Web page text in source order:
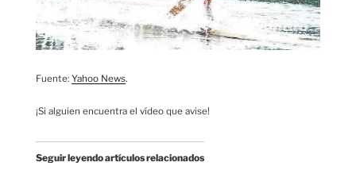
Fuente: Yahoo News.
¡Si alguien encuentra el vídeo que avise!
Seguir leyendo artículos relacionados